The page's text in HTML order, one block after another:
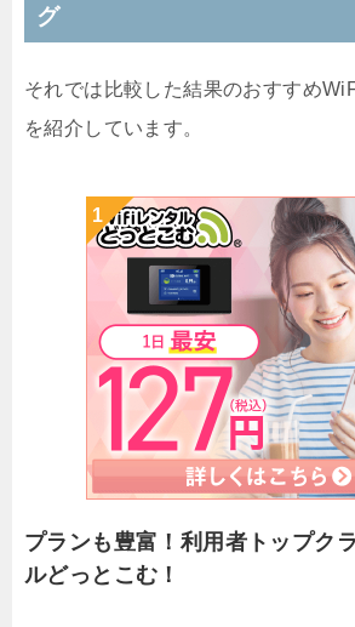
グ
それでは比較した結果のおすすめ
を紹介しています。
プランも豊富！利用者トップク
ルどっとこむ！